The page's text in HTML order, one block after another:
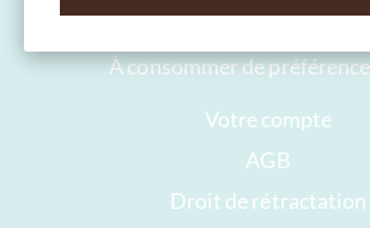
À consommer de
Votre compte
AGB
Droit de rétractation